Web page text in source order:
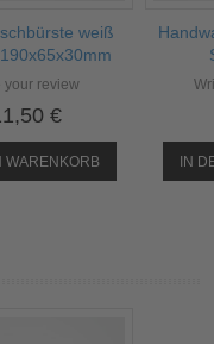
weiß
your review
€
WARENKORB IN